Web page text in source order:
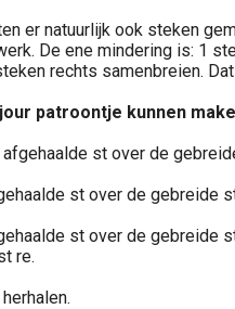
er natuurlijk ook steken
De ene mindering is: 1
rechts samenbreien.
patroontje kunnen
st over de
st over de gebreide
st over de gebreide
re.